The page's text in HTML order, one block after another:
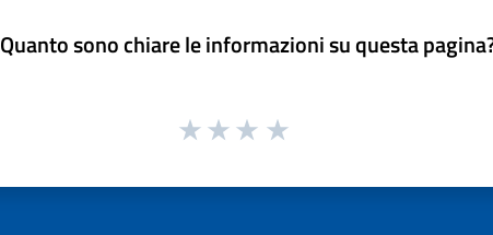
Quanto sono chiare le informazioni su questa